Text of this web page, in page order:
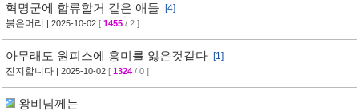
혁명군에 합류할거 같은 애들
[4]
붉은머리
| 2025-10-02 [ 1455 / 2 ]
아무래도 원피스에 흥미를 잃은것같다
[1]
진지합니다 | 2025-10-02 [ 1324 / 0 ]
왕비님께는